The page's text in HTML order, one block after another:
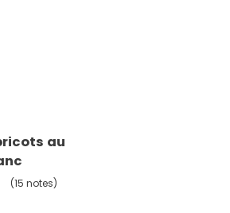
au
(15 notes)